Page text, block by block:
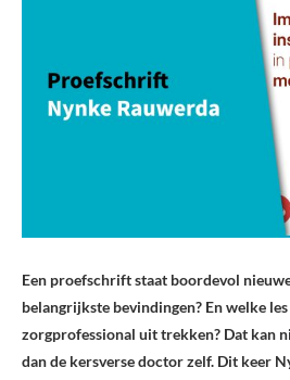
Een proefschrift staat boordevol
belangrijkste bevindingen? En welke
zorgprofessional uit trekken? Dat kan
dan de kersverse doctor zelf. Dit keer